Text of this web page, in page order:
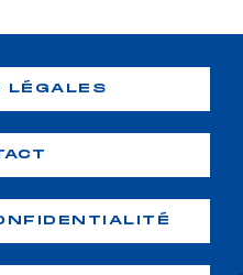
LÉGALES